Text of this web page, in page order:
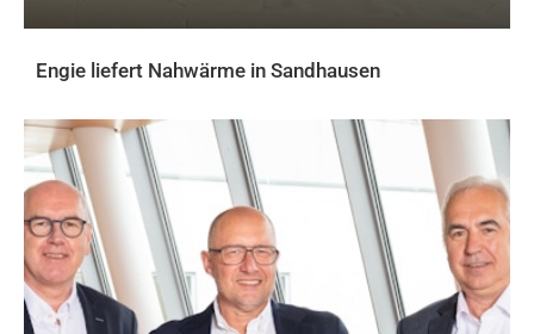
Engie liefert Nahwärme in Sandhausen